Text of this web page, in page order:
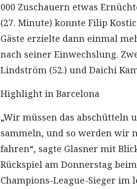
000 Zuschauern etwas
(27. Minute) konnte Filip
Gäste erzielte dann einmal
nach seiner Einwechslung.
Lindström (52.) und Daichi
Highlight in Barcelona
„Wir müssen das abschütteln
sammeln, und so werden wir
fahren“, sagte Glasner mit
Rückspiel am Donnerstag
Champions-League-Sieger im